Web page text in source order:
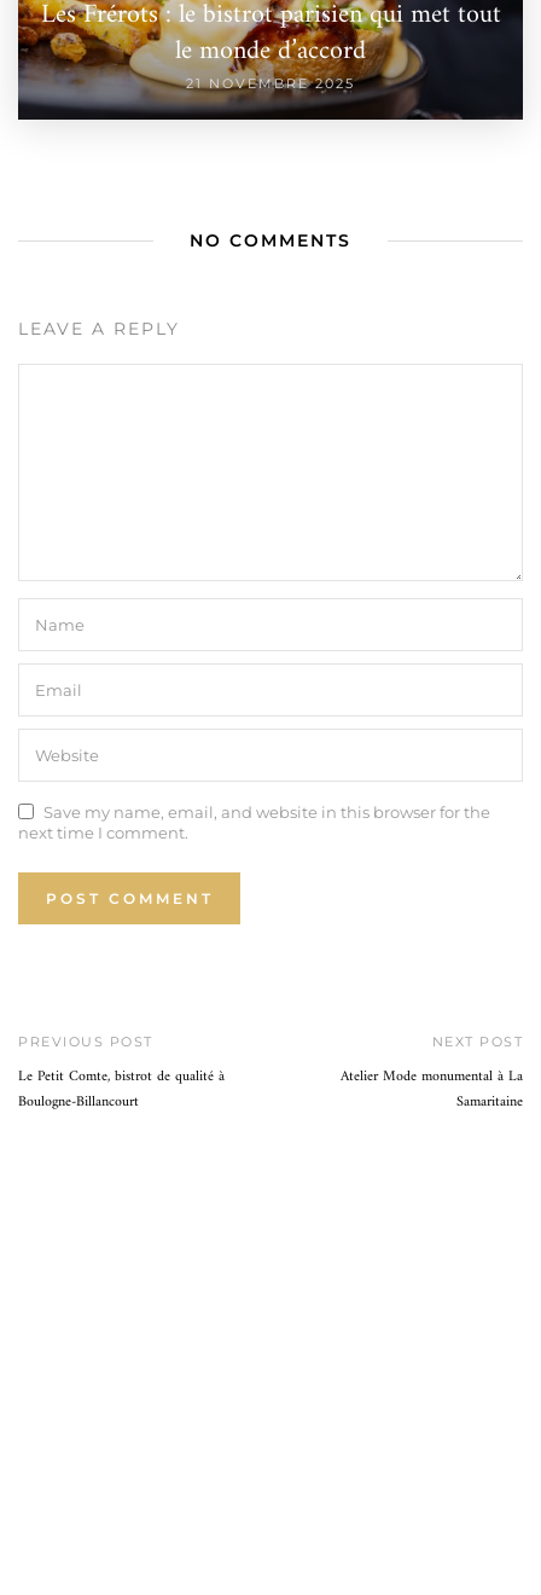
Les Frérots : le bistrot parisien qui met tout
le monde d’accord
21 NOVEMBRE 2025
NO COMMENTS
LEAVE A REPLY
Save my name, email, and website in this browser for the
next time I comment.
PREVIOUS POST
Le Petit Comte, bistrot de qualité à
Boulogne-Billancourt
NEXT POST
Atelier Mode monumental à La
Samaritaine